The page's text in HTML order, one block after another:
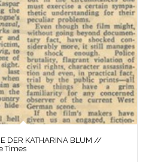
DER KATHARINA BLUM //
Times